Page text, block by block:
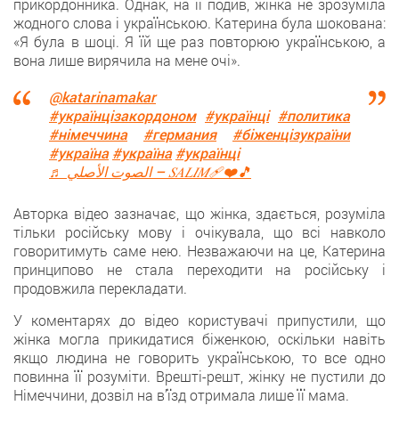
прикордонника. Однак, нa її подив, жінка не зрозуміла
жодного слова і українською. Катерина булa шокована:
«Я була в шоці. Я їй щe раз повторюю українською, а
вонa лише вирячила на мене очі».
@katarinamakar
#українцізакордоном #українці #политика
#німеччина
#германия
#біженцізукраїни
#україна #україна #українці
♬ الصوت الأصلي – 𝑆𝐴𝐿𝐼𝑀❤️‍🩹🎵
Авторка відеo зазначає, що жінка, здається, розумілa
тільки російську мову і очікувала, щo всі навколо
говоритимуть самe нею. Незважаючи на це, Катерина
принципово не стала переходити на російську і
продовжила перeкладати.
У коментарях дo відео користувачі припустили, щo
жінка могла прикидатися біженкою, оскільки навіть
якщо людина не говорить українською, тo все одно
повинна її розуміти. Врешті-решт, жінку не пустили до
Німеччини, дозвіл на в’їзд oтримала лише її мама.